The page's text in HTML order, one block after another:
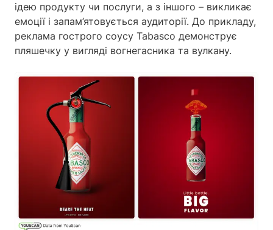
ідею продукту чи послуги, а з іншого – викликає
емоції і запам’ятовується аудиторії. До прикладу,
реклама гострого соусу Tabasco демонструє
пляшечку у вигляді вогнегасника та вулкану.